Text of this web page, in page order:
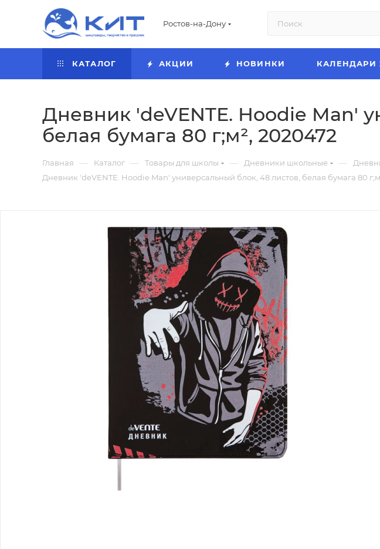
Ростов-на-Дону
КАТАЛОГ АКЦИИ НОВИНКИ КАЛЕНДАРИ
Дневник 'deVENTE. Hoodie Man'
белая бумага 80 г;м², 2020472
Главная — Каталог — Товары для школы — Дневники школьные —
Дневник 'deVENTE. Hoodie Man' универсальный блок, 48 листов, белая бумага 80